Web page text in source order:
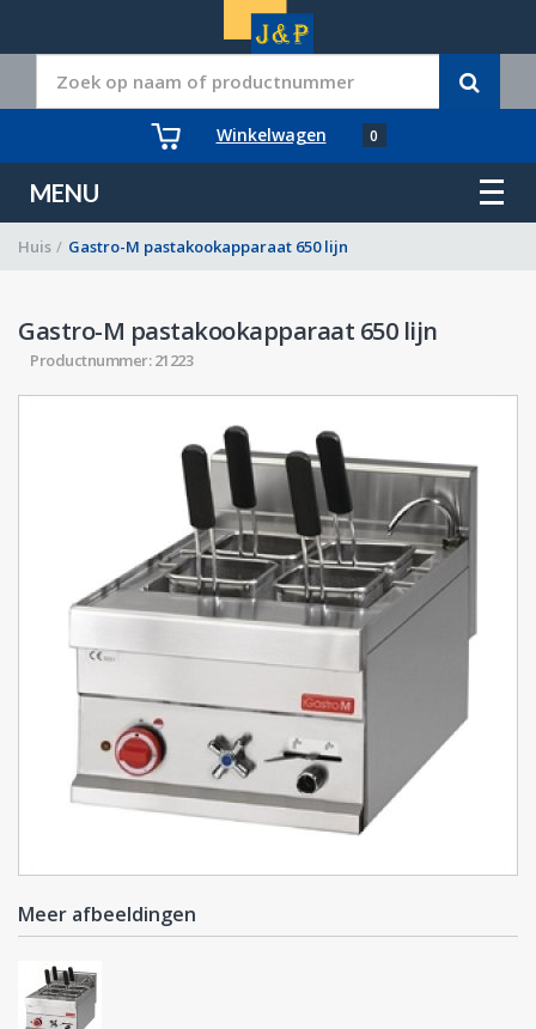
Winkelwagen 0
MENU
Huis / Gastro-M pastakookapparaat 650 lijn
Gastro-M pastakookapparaat 650 lijn
Productnummer: 21223
Meer afbeeldingen